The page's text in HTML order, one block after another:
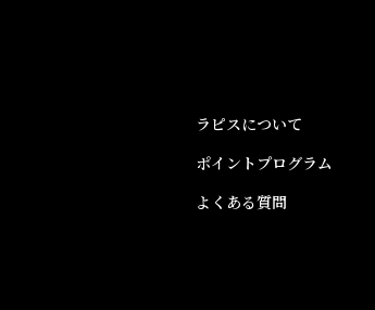
ラピスについて
ポイントプログラム
よくある質問